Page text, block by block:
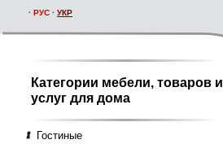
· РУС · УКР
Категории мебели, товаров и
услуг для дома
Гостиные